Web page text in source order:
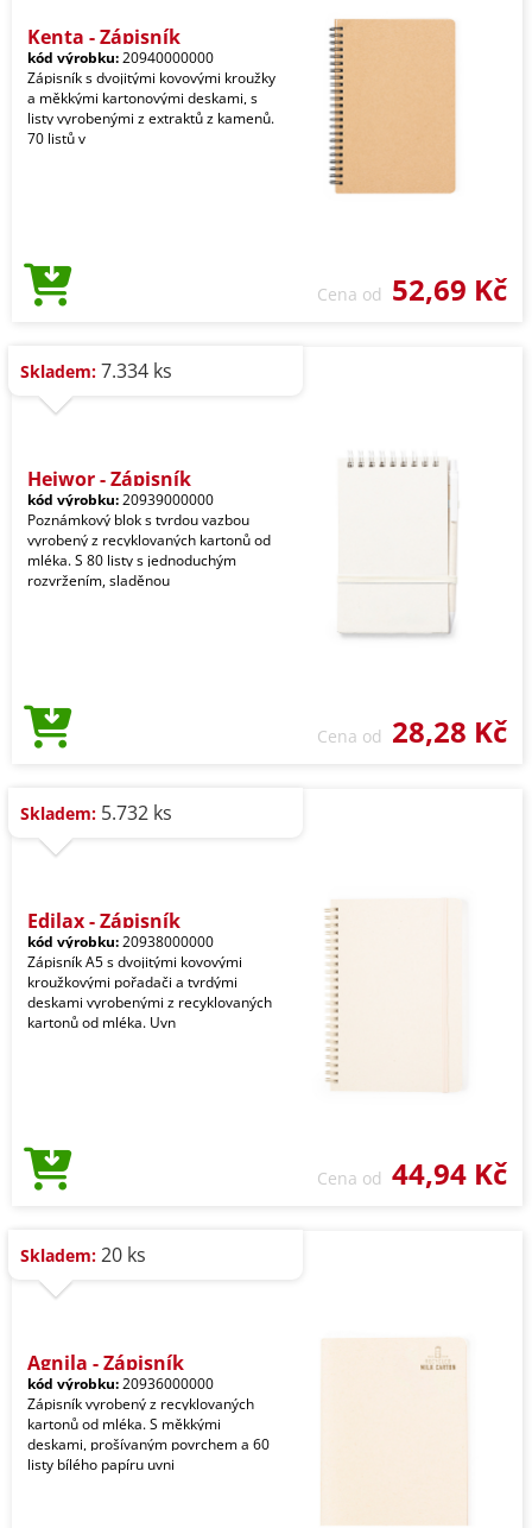
Kenta - Zápisník
kód výrobku:20940000000
Zápisník s dvojitými kovovými kroužky
a měkkými kartonovými deskami, s
listy vyrobenými z extraktů z kamenů.
70 listů v
Cena od 52,69 Kč
Skladem: 7.334 ks
Heiwor - Zápisník
kód výrobku:20939000000
Poznámkový blok s tvrdou vazbou
vyrobený z recyklovaných kartonů od
mléka. S 80 listy s jednoduchým
rozvržením, sladěnou
Cena od 28,28 Kč
Skladem: 5.732 ks
Edilax - Zápisník
kód výrobku:20938000000
Zápisník A5 s dvojitými kovovými
kroužkovými pořadači a tvrdými
deskami vyrobenými z recyklovaných
kartonů od mléka. Uvn
Cena od 44,94 Kč
Skladem: 20 ks
Agnila - Zápisník
kód výrobku:20936000000
Zápisník vyrobený z recyklovaných
kartonů od mléka. S měkkými
deskami, prošívaným povrchem a 60
listy bílého papíru uvni